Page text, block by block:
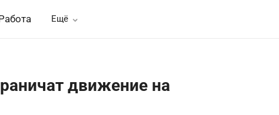
Ещё
движение на